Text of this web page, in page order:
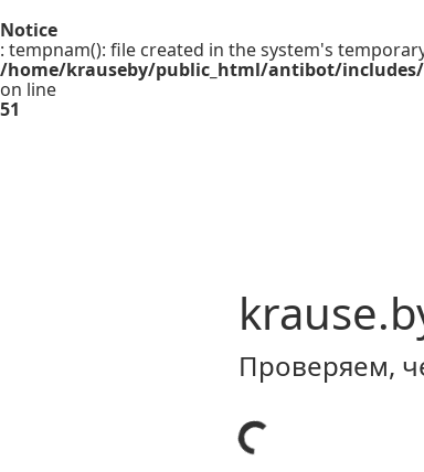
Notice
: tempnam(): file created in the system's
/home/krauseby/public_html/antibot/
on line
51
Проверяем,